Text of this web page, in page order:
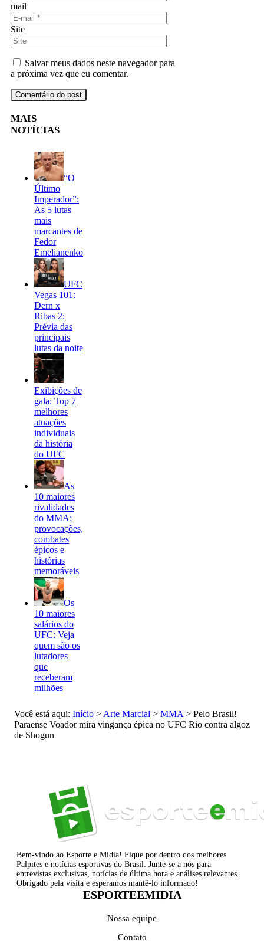
mail
Site
Salvar meus dados neste navegador para
a próxima vez que eu comentar.
MAIS
NOTÍCIAS
“O
Último
Imperador”:
As 5 lutas
mais
marcantes de
Fedor
Emelianenko
UFC
Vegas 101:
Dern x
Ribas 2:
Prévia das
principais
lutas da noite
Exibições de
gala: Top 7
melhores
atuações
individuais
da história
do UFC
As
10 maiores
rivalidades
do MMA:
provocações,
combates
épicos e
histórias
memoráveis
Os
10 maiores
salários do
UFC: Veja
quem são os
lutadores
que
receberam
milhões
Você está aqui: Início > Arte Marcial > MMA > Pelo Brasil!
Paraense Voador mira vingança épica no UFC Rio contra algoz
de Shogun
Bem-vindo ao Esporte e Mídia! Fique por dentro dos melhores
Palpites e notícias esportivas do Brasil. Junte-se a nós para
entrevistas exclusivas, notícias de última hora e análises relevantes.
Obrigado pela visita e esperamos mantê-lo informado!
ESPORTEEMIDIA
Nossa equipe
Contato